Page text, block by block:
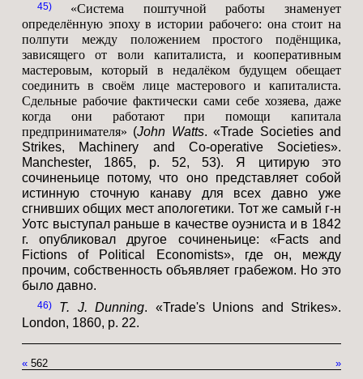
45
«Система поштучной работы знаменует
определённую эпоху в истории рабочего: она стоит на
полпути между положением простого подёнщика,
зависящего от воли капиталиста, и кооперативным
мастеровым, который в недалёком будущем обещает
соединить в своём лице мастерового и капиталиста.
Сдельные рабочие фактически сами себе хозяева, даже
когда они работают при помощи капитала
предпринимателя» (John Watts. «Trade Societies and
Strikes, Machinery and Co-operative Societies».
Manchester, 1865, p. 52, 53). Я цитирую это
сочиненьице потому, что оно представляет собой
истинную сточную канаву для всех давно уже
сгнивших общих мест апологетики. Тот же самый г-н
Уотс выступал раньше в качестве оуэниста и в 1842
г. опубликовал другое сочиненьице: «Facts and
Fictions of Political Economists», где он, между
прочим, собственность объявляет грабежом. Но это
было давно.
46 T. J. Dunning. «Trade's Unions and Strikes».
London, 1860, p. 22.
« »
562